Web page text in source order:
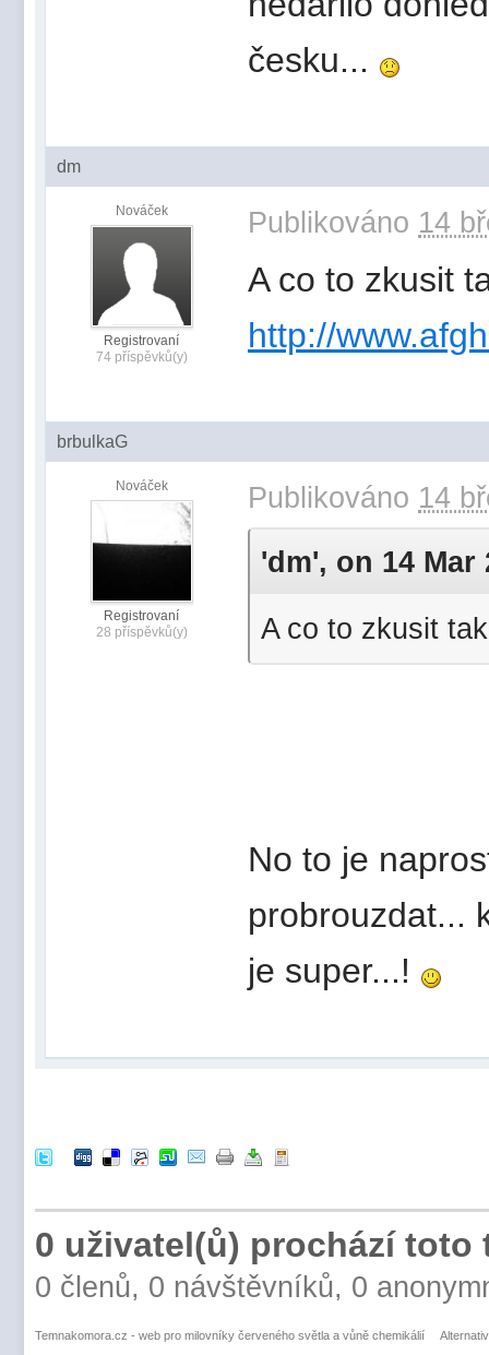
česku...
dm
Nováček
Registrovaní
74 příspěvků(y)
Publikováno 14
A co to zkusit
http://
brbulkaG
Nováček
Registrovaní
28 příspěvků(y)
Publikováno 14
'dm', on 14 Mar
A co to zkusit
No to je
probrouzdat...
je super...!
0 uživatel(ů) prochází toto
0 členů, 0 návštěvníků, 0
Temnakomora.cz - web pro milovníky červeného světla a vůně chemikálií